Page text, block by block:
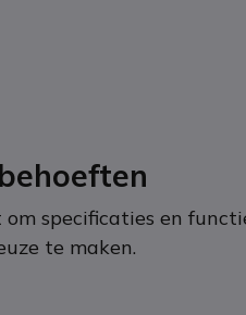
specificaties en
te maken.